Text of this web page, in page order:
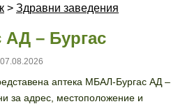
> Здравни заведения
– Бургас
аптека МБАЛ-Бургас АД –
за адрес, местоположение и